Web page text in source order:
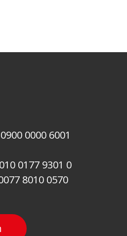
0000 6001
0177 9301 0
8010 0570